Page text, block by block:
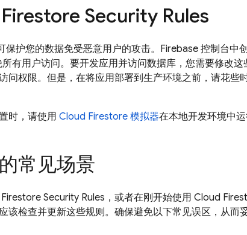
Security Rules
保护您的数据免受恶意用户的攻击。 Firebase 控制台中
有用户访问。要开发应用并访问数据库，您需要修改
问权限。但是，在将应用部署到生产环境之前，请花些
时，请使用 Cloud Firestore 模拟器在本地开发环境中运
常见场景
Security Rules ，或者在刚开始使用 Cloud
该检查并更新这些规则。确保避免以下常见误区，从而